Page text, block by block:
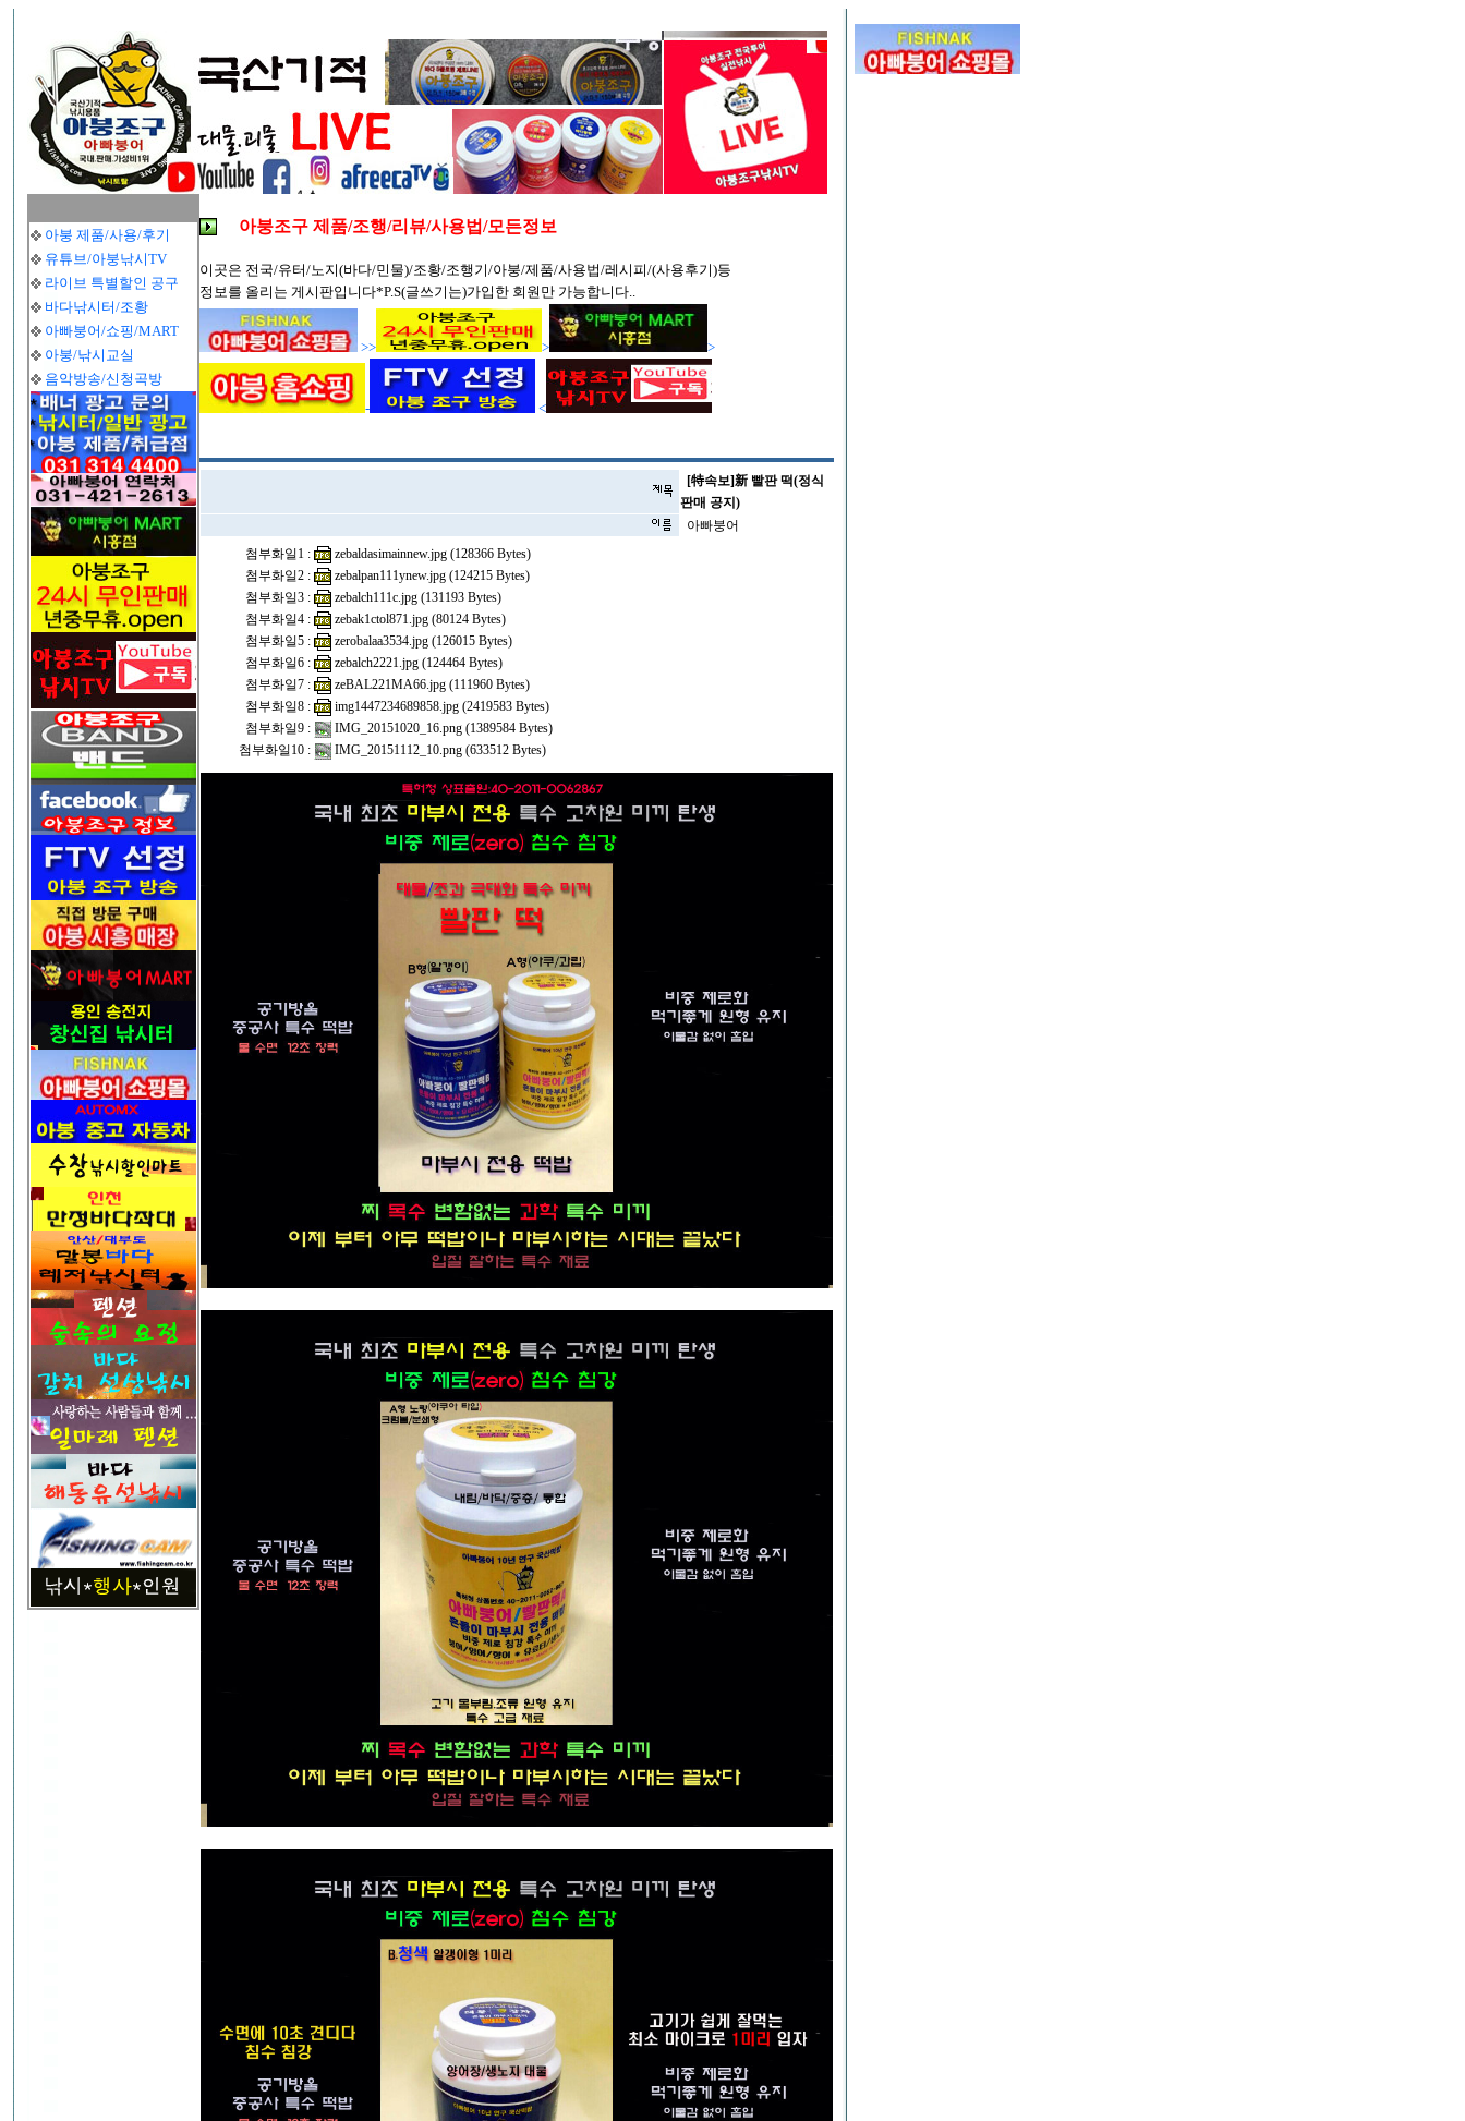
아붕 제품/사용/후기
유튜브/아붕낚시TV
라이브 특별할인 공구
바다낚시터/조황
아빠붕어/쇼핑/MART
아붕/낚시교실
음악방송/신청곡방
아붕조구 제품/조행/리뷰/사용법/모든정보
이곳은 전국/유터/노지(바다/민물)/조황/조행기/아붕/제품/사용법/레시피/(사용후기)등
정보를 올리는 게시판입니다*P.S(글쓰기는)가입한 회원만 가능합니다..
>> > >
- <
[特속보]新 빨판 떡(정식
판매 공지)
아빠붕어
첨부화일1 :
zebaldasimainnew.jpg (128366 Bytes)
첨부화일2 :
zebalpan111ynew.jpg (124215 Bytes)
첨부화일3 :
zebalch111c.jpg (131193 Bytes)
첨부화일4 :
zebak1ctol871.jpg (80124 Bytes)
첨부화일5 :
zerobalaa3534.jpg (126015 Bytes)
첨부화일6 :
zebalch2221.jpg (124464 Bytes)
첨부화일7 :
zeBAL221MA66.jpg (111960 Bytes)
첨부화일8 :
img1447234689858.jpg (2419583 Bytes)
첨부화일9 :
IMG_20151020_16.png (1389584 Bytes)
첨부화일10 :
IMG_20151112_10.png (633512 Bytes)